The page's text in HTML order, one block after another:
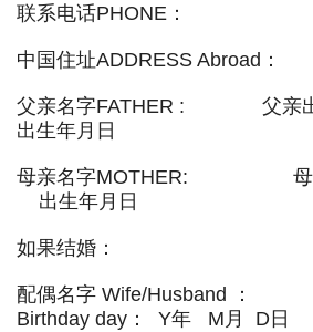
联系电话PHONE：
中国住址ADDRESS Abroad：
父亲名字FATHER :
出生年月日
母亲名字MOTHER:
出生年月日
如果结婚：
配偶名字 Wife/Husband
Birthday day： Y年 M月 D日